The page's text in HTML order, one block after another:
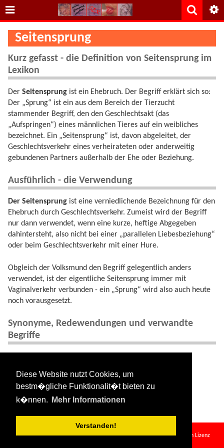
Diese Website nutzt Cookies, um
bestm�gliche Funktionalit�t bieten zu
k�nnen.
Mehr Informationen
Verstanden!
Seitensprung
Kurz gefasst - die Definition von Seitensprung im
Lexikon
Der Seitensprung ist ein Ehebruch. Der Begriff erklärt sich so:
Der „Sprung“ ist ein aus dem Bereich der Tierzucht
stammender Begriff, den den Geschlechtsakt (das
„Aufspringen“) eines männlichen Tieres auf ein weibliches
bezeichnet. Ein „Seitensprung“ ist, davon abgeleitet, der
Geschlechtsverkehr eines verheirateten oder anderweitig
gebundenen Partners außerhalb der Ehe oder Beziehung.
Ausführlich - die Verwendung
Der Seitensprung ist eine verniedlichende Bezeichnung für den
Ehebruch durch Geschlechtsverkehr. Zumeist wird der Begriff
nur dann verwendet, wenn eine kurze, heftige Abgegeben
dahintersteht, also nicht bei einer „parallelen Liebesbeziehung“
oder beim Geschlechtsverkehr mit einer Hure.
Obgleich der Volksmund den Begriff gelegentlich anders
verwendet, ist der eigentliche Seitensprung immer mit
Vaginalverkehr verbunden - ein „Sprung“ wird also auch heute
noch vorausgesetzt.
Synonyme, Redewendungen und verwandte
Begriffe
Ehemann, „Hörner aufsetzen“
Ehefrau (passiv): Betrogene Ehefrau
· Zuletzt geändert:2024/08/11 09:34
Falls nicht anders bezeichnet, ist der Inhalt dieses Wikis unter der folgenden Lizenz